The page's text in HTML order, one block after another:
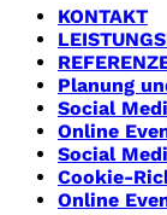
KONTAKT
Planung
Social
Online
Social
Cookie-
Online